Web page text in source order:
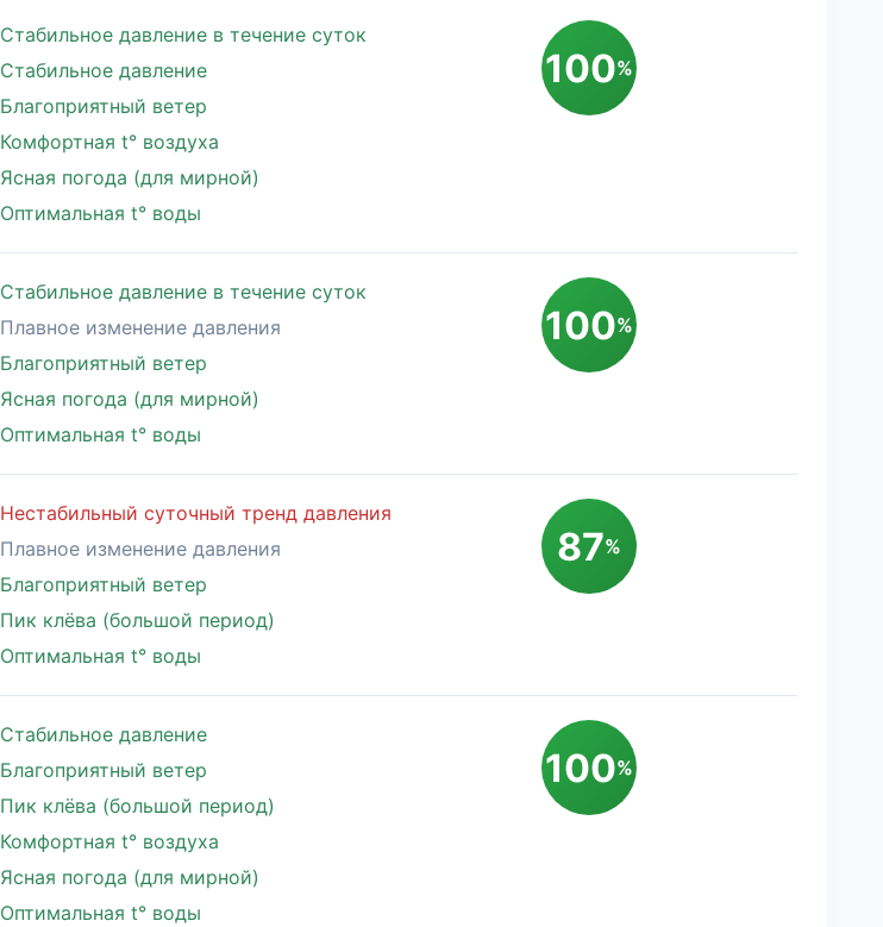
Стабильное давление в течение суток
Стабильное давление
Благоприятный ветер
Комфортная t° воздуха
Ясная погода (для мирной)
Оптимальная t° воды
100%
Стабильное давление в течение суток
Плавное изменение давления
Благоприятный ветер
Ясная погода (для мирной)
Оптимальная t° воды
100%
Нестабильный суточный тренд давления
Плавное изменение давления
Благоприятный ветер
Пик клёва (большой период)
Оптимальная t° воды
87%
Стабильное давление
Благоприятный ветер
Пик клёва (большой период)
Комфортная t° воздуха
Ясная погода (для мирной)
Оптимальная t° воды
100%